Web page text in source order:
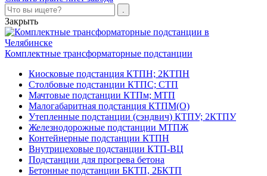
Закрыть
Комплектные трансформаторные подстанции
Киосковые подстанция КТПН; 2КТПН
Столбовые подстанции КТПС; СТП
Мачтовые подстанции КТПм; МТП
Малогабаритная подстанция КТПМ(О)
Утепленные подстанции (сэндвич) КТПУ; 2КТПУ
Железнодорожные подстанции МТПЖ
Контейнерные подстанции КТПН
Внутрицеховые подстанции КТП-ВЦ
Подстанции для прогрева бетона
Бетонные подстанции БКТП, 2БКТП